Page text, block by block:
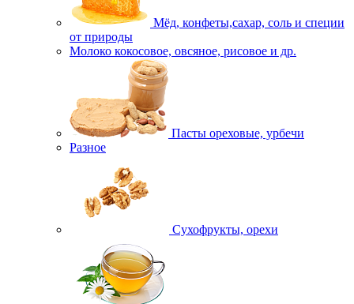
Мёд, конфеты,сахар, соль и специи
от природы
Молоко кокосовое, овсяное, рисовое и др.
Пасты ореховые, урбечи
Разное
Сухофрукты, орехи